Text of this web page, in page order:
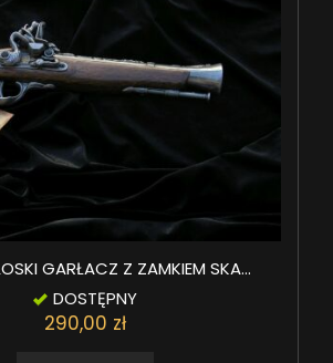
GARŁACZ Z ZAMKIEM SKA...
DOSTĘPNY
290,00 zł